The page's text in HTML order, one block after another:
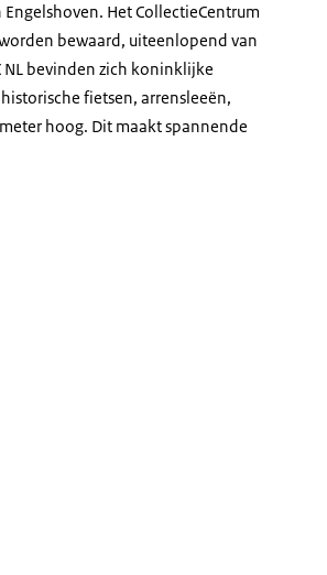
Het CollectieCentrum
bewaard, uiteenlopend van
bevinden zich koninklijke
fietsen, arrensleeën,
hoog. Dit maakt spannende